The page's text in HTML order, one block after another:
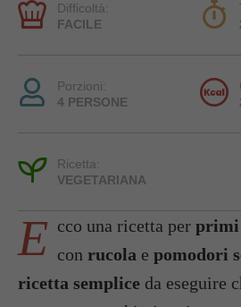
Difficoltà:
FACILE
Porzioni:
4 PERSONE
Ricetta:
VEGETARIANA
E cco una ricetta per
con rucola e pomodori
ricetta semplice da eseguire